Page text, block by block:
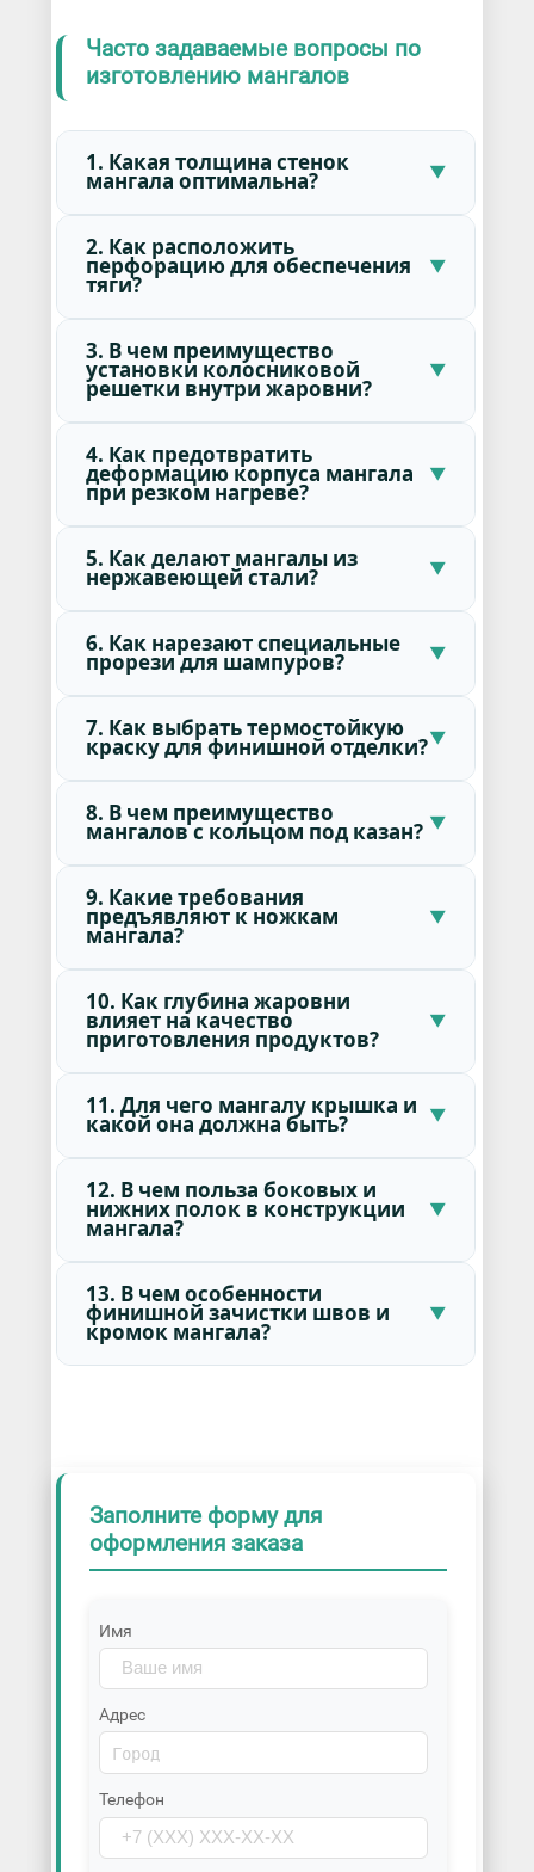
Часто задаваемые вопросы по
изготовлению мангалов
1. Какая толщина стенок
мангала оптимальна?
2. Как расположить
перфорацию для обеспечения
тяги?
3. В чем преимущество
установки колосниковой
решетки внутри жаровни?
4. Как предотвратить
деформацию корпуса мангала
при резком нагреве?
5. Как делают мангалы из
нержавеющей стали?
6. Как нарезают специальные
прорези для шампуров?
7. Как выбрать термостойкую
краску для финишной отделки?
8. В чем преимущество
мангалов с кольцом под казан?
9. Какие требования
предъявляют к ножкам
мангала?
10. Как глубина жаровни
влияет на качество
приготовления продуктов?
11. Для чего мангалу крышка и
какой она должна быть?
12. В чем польза боковых и
нижних полок в конструкции
мангала?
13. В чем особенности
финишной зачистки швов и
кромок мангала?
Заполните форму для
оформления заказа
Имя
Адрес
Телефон